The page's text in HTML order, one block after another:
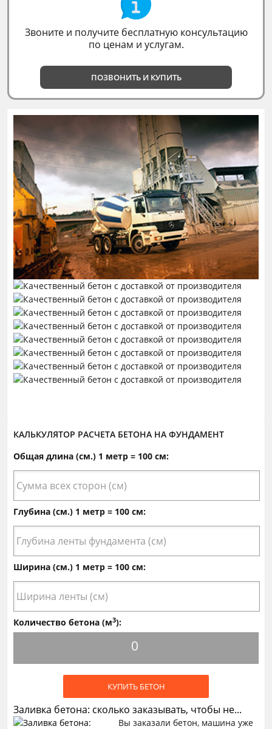
Звоните и получите бесплатную консультацию
по ценам и услугам.
ПОЗВОНИТЬ И КУПИТЬ
КАЛЬКУЛЯТОР РАСЧЕТА БЕТОНА НА ФУНДАМЕНТ
Общая длина (см.) 1 метр = 100 см:
Глубина (см.) 1 метр = 100 см:
Ширина (см.) 1 метр = 100 см:
Количество бетона (м3):
0
КУПИТЬ БЕТОН
Заливка бетона: сколько заказывать, чтобы не...
Вы заказали бетон, машина уже